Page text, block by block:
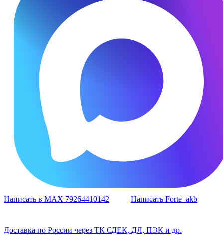
Написать в MAX 79264410142 Написать Forte_akb
Доставка по России через ТК СДЕК, ДЛ, ПЭК и др.